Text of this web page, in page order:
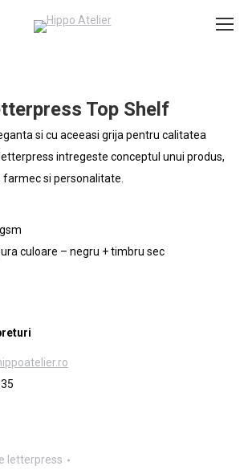
Top Shelf
si cu aceeasi grija pentru calitatea
intregeste conceptul unui produs,
si personalitate.
culoare – negru + timbru sec
letterpress